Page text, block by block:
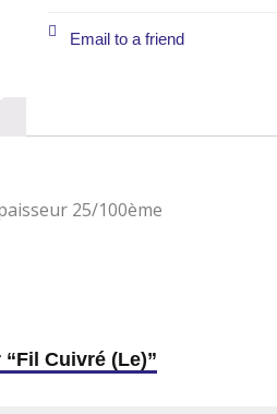
Email to a friend
25/100ème
Cuivré (Le)”